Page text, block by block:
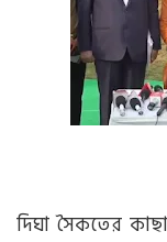
দিঘা সৈকতের